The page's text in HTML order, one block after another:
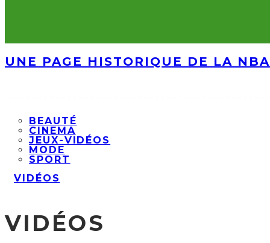
UNE PAGE HISTORIQUE DE LA
BEAUTÉ
CINEMA
JEUX-VIDÉOS
MODE
SPORT
VIDÉOS
VIDÉOS